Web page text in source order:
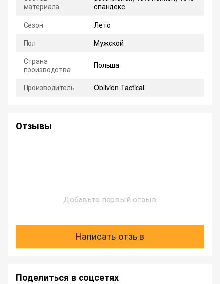
материала
спандекс
Сезон
Лето
Пол
Мужской
Страна
производства
Польша
Производитель Oblivion Tactical
Отзывы
Добавьте первый отзыв
Написать отзыв
Поделиться в соцсетях